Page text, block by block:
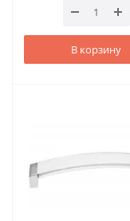
В корзину